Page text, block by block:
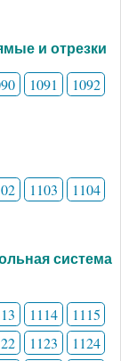
и отрезки
1091
1092
1103
1104
система
1114
1115
1123
1124